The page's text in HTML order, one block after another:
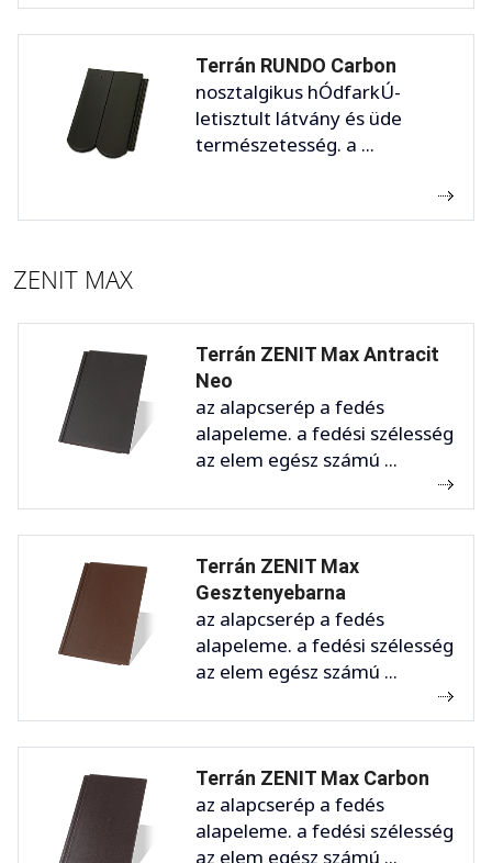
Terrán RUNDO Carbon
nosztalgikus hÓdfarkÚ-
letisztult látvány és üde
természetesség. a ...
ZENIT MAX
Terrán ZENIT Max Antracit
Neo
az alapcserép a fedés
alapeleme. a fedési szélesség
az elem egész számú ...
Terrán ZENIT Max
Gesztenyebarna
az alapcserép a fedés
alapeleme. a fedési szélesség
az elem egész számú ...
Terrán ZENIT Max Carbon
az alapcserép a fedés
alapeleme. a fedési szélesség
az elem egész számú ...